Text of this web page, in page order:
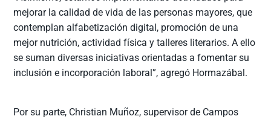
mejorar la calidad de vida de las personas mayores, que
contemplan alfabetización digital, promoción de una
mejor nutrición, actividad física y talleres literarios. A ello
se suman diversas iniciativas orientadas a fomentar su
inclusión e incorporación laboral”, agregó Hormazábal.
Por su parte, Christian Muñoz, supervisor de Campos